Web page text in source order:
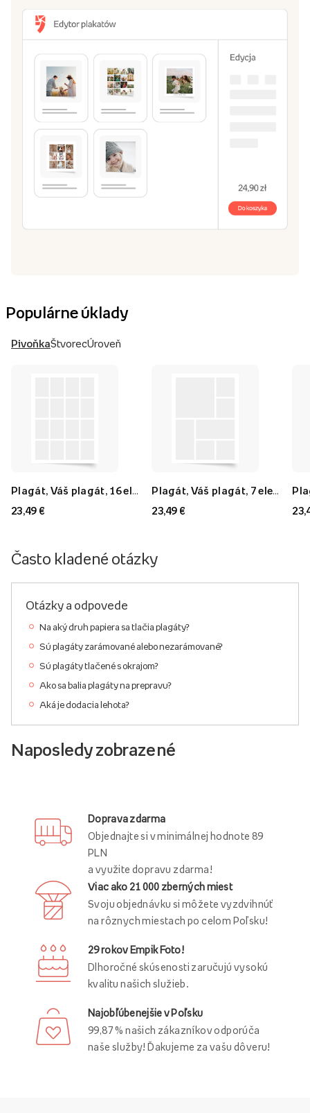
Populárne úklady
PivoňkaŠtvorecÚroveň
23,49 €
23,49 €
Často kladené otázky
Otázky a odpovede
Na aký druh papiera sa tlačia plagáty?
Sú plagáty zarámované alebo nezarámované?
Sú plagáty tlačené s okrajom?
Ako sa balia plagáty na prepravu?
Aká je dodacia lehota?
Naposledy zobrazené
Doprava zdarma
Objednajte si v minimálnej hodnote 89
PLN
a využite dopravu zdarma!
Viac ako 21 000 zberných miest
Svoju objednávku si môžete vyzdvihnúť
na rôznych miestach po celom Poľsku!
29 rokov Empik Foto!
Dlhoročné skúsenosti zaručujú vysokú
kvalitu našich služieb.
Najobľúbenejšie v Poľsku
99,87 % našich zákazníkov odporúča
naše služby! Ďakujeme za vašu dôveru!